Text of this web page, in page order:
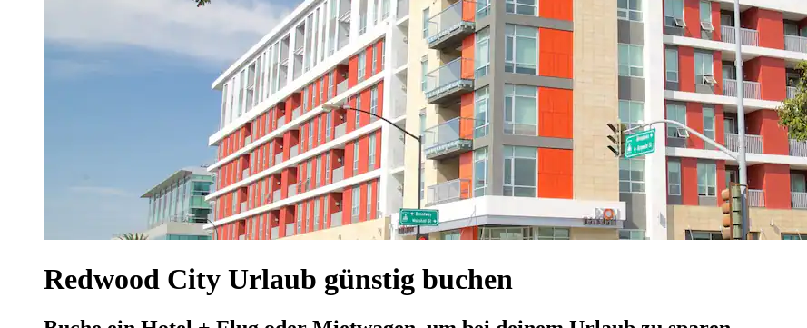
Redwood City Urlaub günstig buchen